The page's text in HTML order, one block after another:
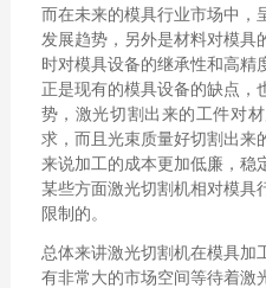
而在未来的模具行业市场中，
发展趋势，另外是材料对模具
时对模具设备的继承性和高精
正是现有的模具设备的缺点，
势，激光切割出来的工件对
求，而且光束质量好切割出来
来说加工的成本更加低廉，稳
某些方面激光切割机相对模具
限制的。
总体来讲激光切割机在模具加
有非常大的市场空间等待着激